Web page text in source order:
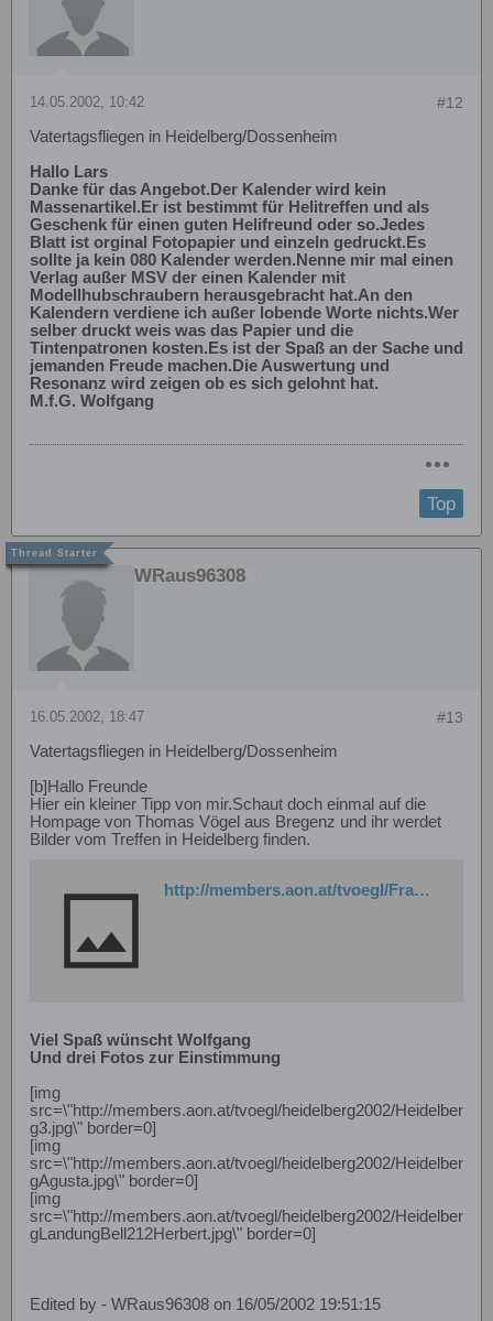
#12
14.05.2002, 10:42
Vatertagsfliegen in Heidelberg/Dossenheim
Hallo Lars
Danke für das Angebot.Der Kalender wird kein
Massenartikel.Er ist bestimmt für Helitreffen und als
Geschenk für einen guten Helifreund oder so.Jedes
Blatt ist orginal Fotopapier und einzeln gedruckt.Es
sollte ja kein 080 Kalender werden.Nenne mir mal einen
Verlag außer MSV der einen Kalender mit
Modellhubschraubern herausgebracht hat.An den
Kalendern verdiene ich außer lobende Worte nichts.Wer
selber druckt weis was das Papier und die
Tintenpatronen kosten.Es ist der Spaß an der Sache und
jemanden Freude machen.Die Auswertung und
Resonanz wird zeigen ob es sich gelohnt hat.
M.f.G. Wolfgang
Top
WRaus96308
#13
16.05.2002, 18:47
Vatertagsfliegen in Heidelberg/Dossenheim
[b]Hallo Freunde
Hier ein kleiner Tipp von mir.Schaut doch einmal auf die
Hompage von Thomas Vögel aus Bregenz und ihr werdet
Bilder vom Treffen in Heidelberg finden.
http://members.aon.at/tvoegl/Frame_Galerie.htm
Viel Spaß wünscht Wolfgang
Und drei Fotos zur Einstimmung
[img
src=\"http://members.aon.at/tvoegl/heidelberg2002/Heidelber
g3.jpg\" border=0]
[img
src=\"http://members.aon.at/tvoegl/heidelberg2002/Heidelber
gAgusta.jpg\" border=0]
[img
src=\"http://members.aon.at/tvoegl/heidelberg2002/Heidelber
gLandungBell212Herbert.jpg\" border=0]
Edited by - WRaus96308 on 16/05/2002 19:51:15